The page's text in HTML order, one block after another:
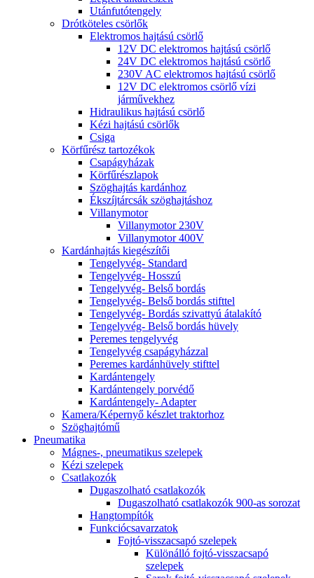
Utánfutótengely
Drótköteles csörlők
Elektromos hajtású csörlő
12V DC elektromos hajtású csörlő
24V DC elektromos hajtású csörlő
230V AC elektromos hajtású csörlő
12V DC elektromos csörlő vízi
járművekhez
Hidraulikus hajtású csörlő
Kézi hajtású csörlők
Csiga
Körfűrész tartozékok
Csapágyházak
Körfűrészlapok
Szöghajtás kardánhoz
Ékszíjtárcsák szöghajtáshoz
Villanymotor
Villanymotor 230V
Villanymotor 400V
Kardánhajtás kiegészítői
Tengelyvég- Standard
Tengelyvég- Hosszú
Tengelyvég- Belső bordás
Tengelyvég- Belső bordás stifttel
Tengelyvég- Bordás szivattyú átalakító
Tengelyvég- Belső bordás hüvely
Peremes tengelyvég
Tengelyvég csapágyházzal
Peremes kardánhüvely stifttel
Kardántengely
Kardántengely porvédő
Kardántengely- Adapter
Kamera/Képernyő készlet traktorhoz
Szöghajtómű
Pneumatika
Mágnes-, pneumatikus szelepek
Kézi szelepek
Csatlakozók
Dugaszolható csatlakozók
Dugaszolható csatlakozók 900-as sorozat
Hangtompítók
Funkciócsavarzatok
Fojtó-visszacsapó szelepek
Különálló fojtó-visszacsapó
szelepek